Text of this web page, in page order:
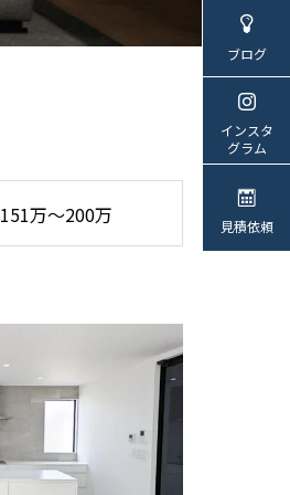
151万～200万
ブログ
インスタ
グラム
見積依頼